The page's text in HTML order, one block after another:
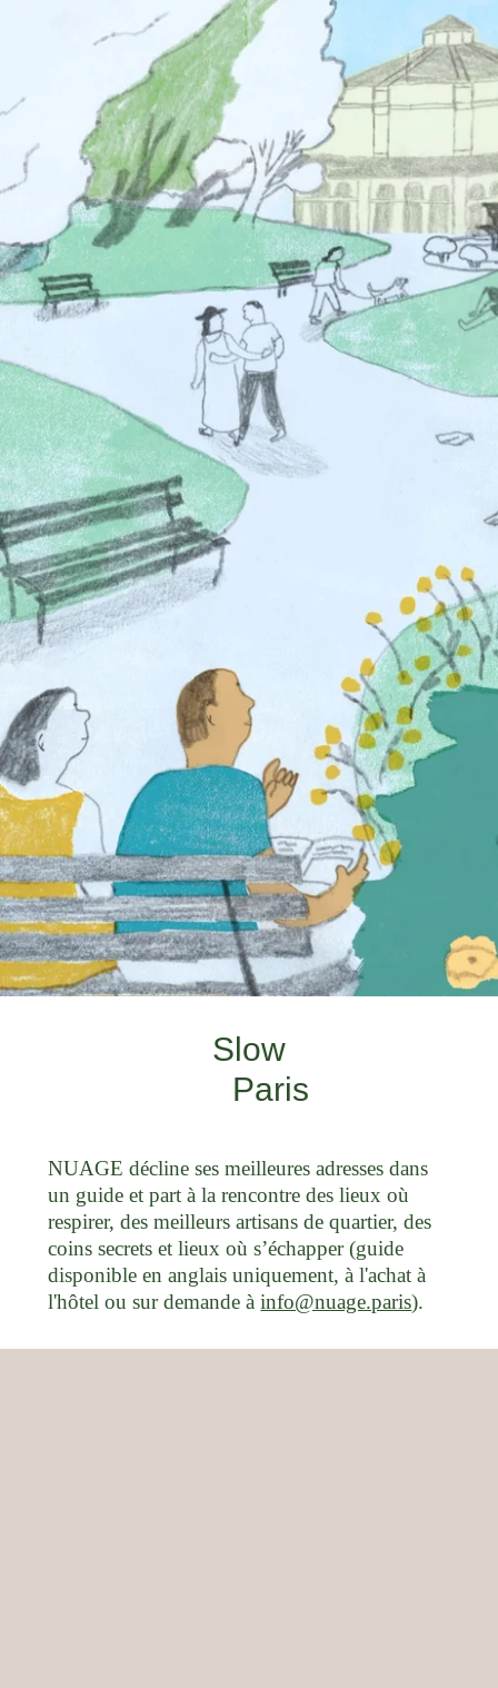
Slow
Paris
NUAGE décline ses meilleures adresses dans
un guide et part à la rencontre des lieux où
respirer, des meilleurs artisans de quartier, des
coins secrets et lieux où s’échapper (guide
disponible en anglais uniquement, à l'achat à
l'hôtel ou sur demande àinfo@nuage.paris).